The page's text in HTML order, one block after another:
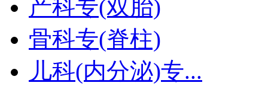
产科专(双胎)
骨科专(脊柱)
儿科(内分泌)专...